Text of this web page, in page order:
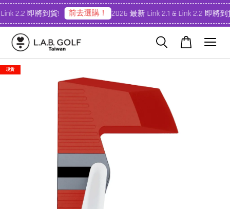
2.2 即將到貨! 前去選購！ 2026 最新 Link 2.1 & Link 2.2 即將到
現貨